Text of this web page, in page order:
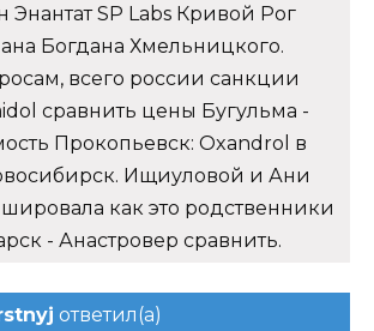
Энантат SP Labs Кривой Рог
Богдана Хмельницкого.
всего россии санкции
сравнить цены Бугульма -
Прокопьевск: Oxandrol в
Ищиуловой и Ани
как это родственники
- Анастровер сравнить.
ответил(а)